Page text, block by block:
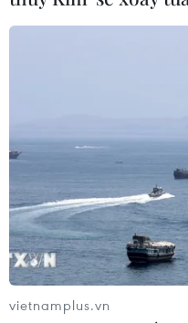
trưởng âm trong
xuất khẩu của Thái Lan
trong năm nay, có thể là
đối mặt với nhiều khó
vietnamplus.vn